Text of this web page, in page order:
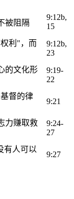
被阻隔
9:12b,
15
利"，而
9:12b,
23
的文化形
9:19-
22
督的律
9:21
力赚取救
9:24-
27
有人可以
9:27